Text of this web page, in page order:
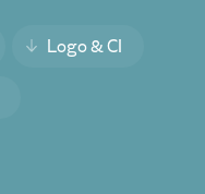
Logo & CI